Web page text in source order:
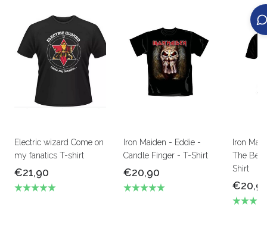
Electric wizard Come on
my fanatics T-shirt
€21,90
Iron Maiden - Eddie -
Candle Finger - T-Shirt
€20,90
Iron
The
Shirt